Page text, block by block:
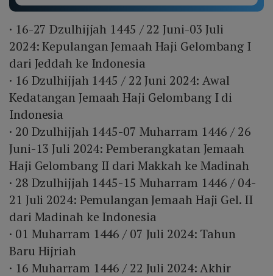
· 16-27 Dzulhijjah 1445 / 22 Juni-03 Juli
2024: Kepulangan Jemaah Haji Gelombang I
dari Jeddah ke Indonesia
· 16 Dzulhijjah 1445 / 22 Juni 2024: Awal
Kedatangan Jemaah Haji Gelombang I di
Indonesia
· 20 Dzulhijjah 1445-07 Muharram 1446 / 26
Juni-13 Juli 2024: Pemberangkatan Jemaah
Haji Gelombang II dari Makkah ke Madinah
· 28 Dzulhijjah 1445-15 Muharram 1446 / 04-
21 Juli 2024: Pemulangan Jemaah Haji Gel. II
dari Madinah ke Indonesia
· 01 Muharram 1446 / 07 Juli 2024: Tahun
Baru Hijriah
· 16 Muharram 1446 / 22 Juli 2024: Akhir